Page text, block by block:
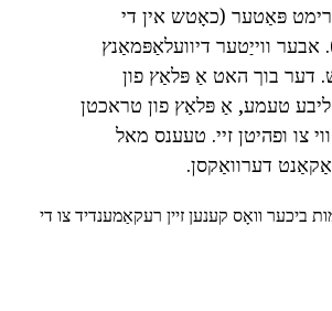
פּאַטער (כאָטש אין די
אבער ווייַטער דיוועלאַפּמאַנץ
דער בוך האט אַ פּלאַץ פון
ליבע טעמע, אַ פּלאַץ פון טראכטן
ווי צו ופהיטן זיי. טעענס מאל
דערוואַקסן.
ביכער וואָס קענען זיין רעקאַמענדיד צו די